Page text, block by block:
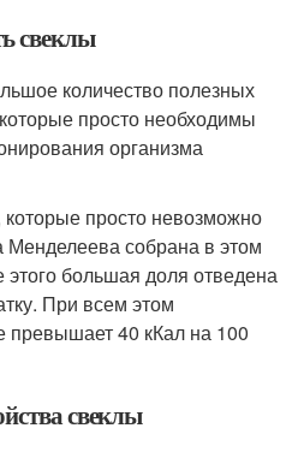
свеклы
количество полезных
просто необходимы
организма
просто невозможно
Менделеева собрана в этом
большая доля отведена
При всем этом
превышает 40 кКал на 100
свеклы